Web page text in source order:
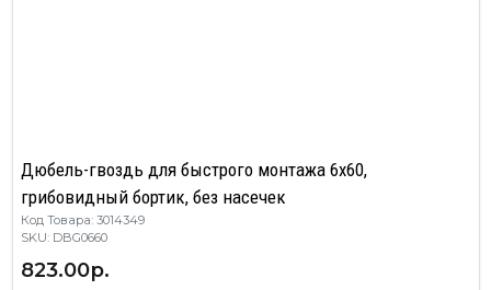
Дюбель-гвоздь для быстрого монтажа 6х60,
грибовидный бортик, без насечек
Код Товара: 3014349
SKU: DBG0660
823.00р.